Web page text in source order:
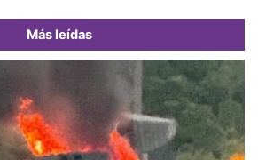
Más leídas